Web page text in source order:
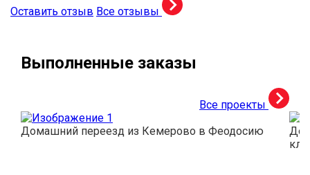
Оставить отзыв Все отзывы
Выполненные заказы
Все проекты
Домашний переезд из Кемерово в Феодосию